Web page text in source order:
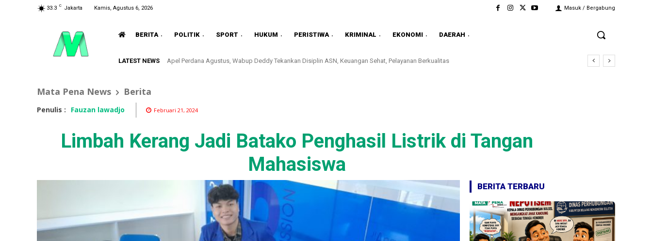
33.3 C Jakarta Kamis, Agustus 6, 2026 Masuk / Bergabung
BERITA POLITIK SPORT HUKUM PERISTIWA KRIMINAL EKONOMI DAERAH
LATEST NEWS Apel Perdana Agustus, Wabup Deddy Tekankan Disiplin ASN, Keuangan Sehat, Pelayanan Berkualitas
Mata Pena News Berita
Penulis : Fauzan lawadjo Februari 21, 2024
Limbah Kerang Jadi Batako Penghasil Listrik di Tangan
Mahasiswa
BERITA TERBARU